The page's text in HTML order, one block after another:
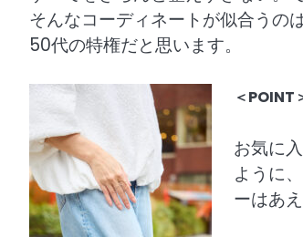
そんなコーディネートが似合うの
50代の特権だと思います。
＜POINT
お気に
ように
ーはあ